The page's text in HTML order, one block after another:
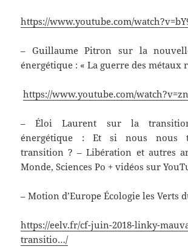
https://www.youtube.com/
– Guillaume Pitron sur la
énergétique : « La guerre des métaux
https://www.youtube.com/
– Éloi Laurent sur la transition
énergétique : Et si nous nous
transition ? – Libération et autres
Monde, Sciences Po + vidéos sur
– Motion d’Europe Écologie les Verts
https://eelv.fr/cf-juin-2018-linky-
transitio…/